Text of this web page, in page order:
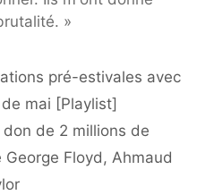
»
pré-estivales avec
mai [Playlist]
de 2 millions de
Floyd, Ahmaud